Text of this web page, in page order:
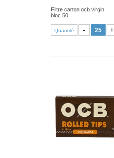
Filtre carton ocb virgin
bloc 50
Quantité - +